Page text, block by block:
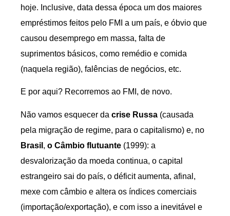
hoje. Inclusive, data dessa época um dos maiores
empréstimos feitos pelo FMI a um país, e óbvio que
causou desemprego em massa, falta de
suprimentos básicos, como remédio e comida
(naquela região), falências de negócios, etc.
E por aqui? Recorremos ao FMI, de novo.
Não vamos esquecer da crise Russa (causada
pela migração de regime, para o capitalismo) e, no
Brasil , o Câmbio flutuante (1999): a
desvalorização da moeda continua, o capital
estrangeiro sai do país, o déficit aumenta, afinal,
mexe com câmbio e altera os índices comerciais
(importação/exportação), e com isso a inevitável e